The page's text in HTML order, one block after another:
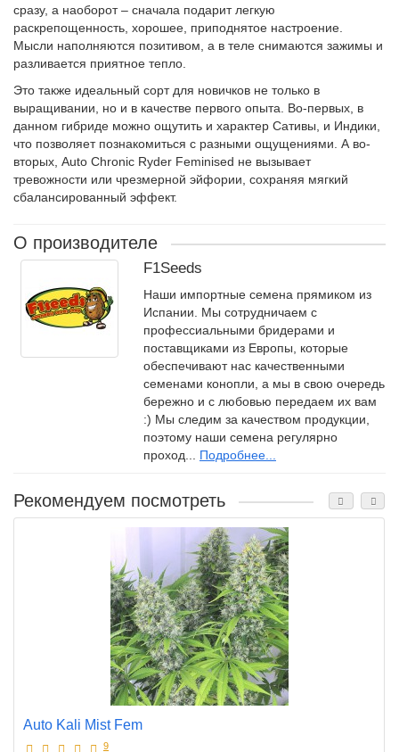
сразу, а наоборот – сначала подарит легкую
раскрепощенность, хорошее, приподнятое настроение.
Мысли наполняются позитивом, а в теле снимаются зажимы и
разливается приятное тепло.
Это также идеальный сорт для новичков не только в
выращивании, но и в качестве первого опыта. Во-первых, в
данном гибриде можно ощутить и характер Сативы, и Индики,
что позволяет познакомиться с разными ощущениями. А во-
вторых, Auto Chronic Ryder Feminised не вызывает
тревожности или чрезмерной эйфории, сохраняя мягкий
сбалансированный эффект.
О производителе
F1Seeds
Наши импортные семена прямиком из
Испании. Мы сотрудничаем с
профессиальными бридерами и
поставщиками из Европы, которые
обеспечивают нас качественными
семенами конопли, а мы в свою очередь
бережно и с любовью передаем их вам
:) Мы следим за качеством продукции,
поэтому наши семена регулярно
проход... Подробнее...
Рекомендуем посмотреть
Auto Kali Mist Fem
9